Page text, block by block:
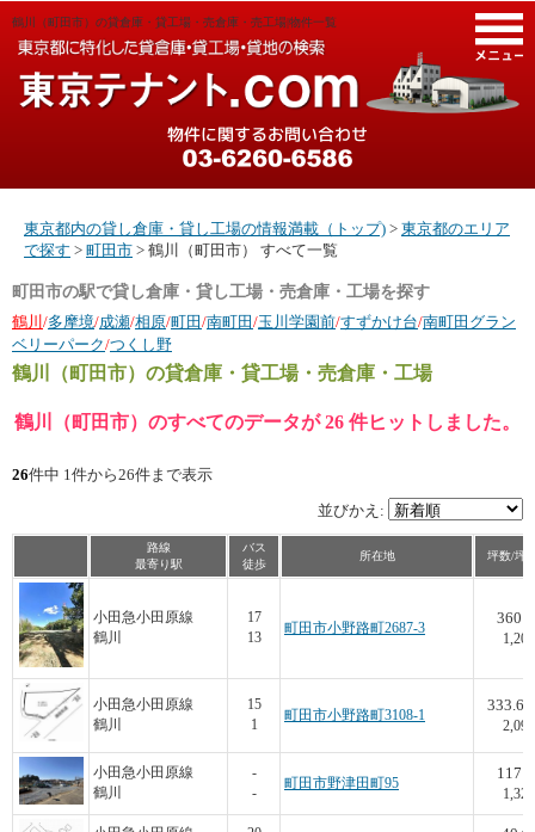
鶴川（町田市）の貸倉庫・貸工場・売倉庫・売工場|物件一覧
東京都内の貸し倉庫・貸し工場の情報満載（トップ) > 東京都のエリア
で探す > 町田市 > 鶴川（町田市） すべて一覧
町田市の駅で貸し倉庫・貸し工場・売倉庫・工場を探す
鶴川/多摩境/成瀬/相原/町田/南町田/玉川学園前/すずかけ台/南町田グラン
ベリーパーク/つくし野
鶴川（町田市） の貸倉庫・貸工場・売倉庫・工場
鶴川（町田市）のすべてのデータが 26 件ヒットしました。
26件中 1件から26件まで表示
並びかえ:
路線
最寄り駅
バス
徒歩
所在地 坪数/坪
小田急小田原線
鶴川
17
13
町田市小野路町2687-3
360
1,200
小田急小田原線
鶴川
15
1
町田市小野路町3108-1
333.65
2,098
小田急小田原線
鶴川
-
-
町田市野津田町95
117
1,325